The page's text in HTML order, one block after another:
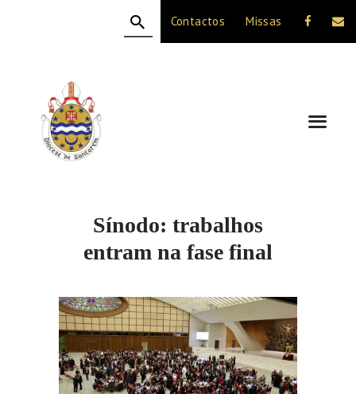
Contactos Missas
Sínodo: trabalhos
entram na fase final
A DIOCESE
CELEBRAÇÃO
VIDA CRISTÃ
NOTÍCIAS